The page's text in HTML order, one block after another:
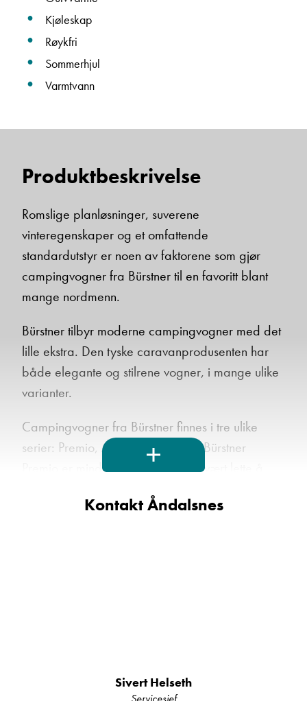
Kjøleskap
Røykfri
Sommerhjul
Varmtvann
Produktbeskrivelse
Romslige planløsninger, suverene
vinteregenskaper og et omfattende
standardutstyr er noen av faktorene som gjør
campingvogner fra Bürstner til en favoritt blant
mange nordmenn.
Bürstner tilbyr moderne campingvogner med det
lille ekstra. Den tyske caravanprodusenten har
både elegante og stilrene vogner, i mange ulike
varianter.
Campingvogner fra Bürstner finnes i tre ulike
serier: Premio, Averso og Nordic. Bürstner
Premio er mindre vogner, som er svært lette å
førstegangskjøpere.
I denne flotte Bürstner Premio Plus 510 TK finner
Kontakt Åndalsnes
Sivert Helseth